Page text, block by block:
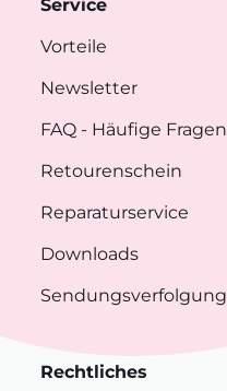
Service
Vorteile
Newsletter
FAQ - Häufige Fragen
Retourenschein
Reparaturservice
Downloads
Sendungsverfolgung
Rechtliches